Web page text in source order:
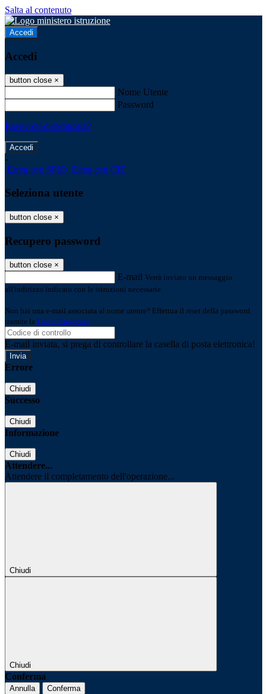
Salta al contenuto
Accedi
Accedi
button close ×
Nome Utente
Password
Password dimenticata?
-
Entra con SPID Entra con CIE
Seleziona utente
button close ×
Recupero password
button close ×
E-mail Verrà inviato un messaggio
all'indirizzo indicato con le istruzioni necessarie.
Non hai una e-mail associata al nome utente? Effettua il reset della password
tramite la Login Spaggiari
E-mail inviata, si prega di controllare la casella di posta elettronica!
Errore
Chiudi
Successo
Chiudi
Informazione
Chiudi
Attendere...
Attendere il completamento dell'operazione...
Chiudi
Chiudi
Conferma
Annulla Conferma